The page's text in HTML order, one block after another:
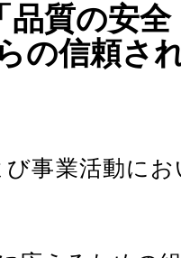
品質の安
の信頼さ
業活動にお